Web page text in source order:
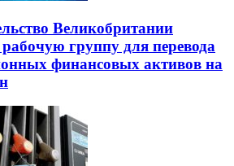
Великобритании
группу для перевода
финансовых активов на